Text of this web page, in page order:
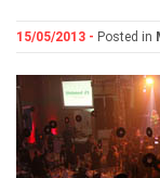
15/05/2013 - Posted in